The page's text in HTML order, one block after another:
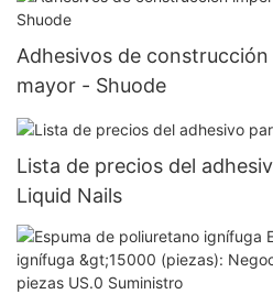
Adhesivos de
mayor - Shuode
Lista de precios del
Liquid Nails